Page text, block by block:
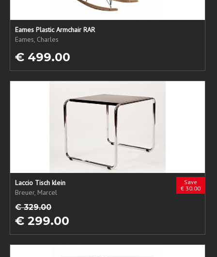
Eames Plastic Armchair RAR
Eames, Charles
€ 499.00
Save
€ 30.00
Laccio Tisch klein
Breuer, Marcel
€ 329.00
€ 299.00